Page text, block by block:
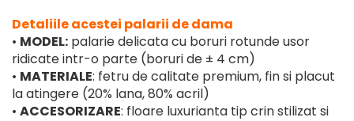
Detaliile acestei palarii de dama
• MODEL: palarie delicata cu boruri rotunde usor
ridicate intr-o parte (boruri de ± 4 cm)
• MATERIALE: fetru de calitate premium, fin si placut
la atingere (20% lana, 80% acril)
• ACCESORIZARE: floare luxurianta tip crin stilizat si